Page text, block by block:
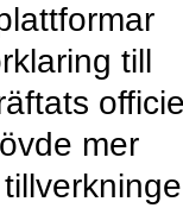
till
mer